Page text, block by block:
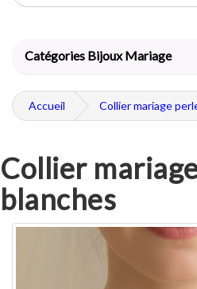
Catégories Bijoux Mariage
Accueil Collier mariage
Collier
blanches